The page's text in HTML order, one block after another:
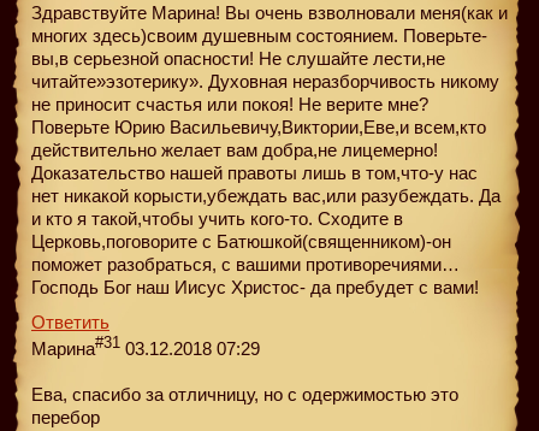
Здравствуйте Марина! Вы очень взволновали меня(как и
многих здесь)своим душевным состоянием. Поверьте-
вы,в серьезной опасности! Не слушайте лести,не
читайте»эзотерику». Духовная неразборчивость никому
не приносит счастья или покоя! Не верите мне?
Поверьте Юрию Васильевичу,Виктории,Еве,и всем,кто
действительно желает вам добра,не лицемерно!
Доказательство нашей правоты лишь в том,что-у нас
нет никакой корысти,убеждать вас,или разубеждать. Да
и кто я такой,чтобы учить кого-то. Сходите в
Церковь,поговорите с Батюшкой(священником)-он
поможет разобраться, с вашими противоречиями…
Господь Бог наш Иисус Христос- да пребудет с вами!
Ответить
Марина#31 03.12.2018 07:29
Ева, спасибо за отличницу, но с одержимостью это
перебор